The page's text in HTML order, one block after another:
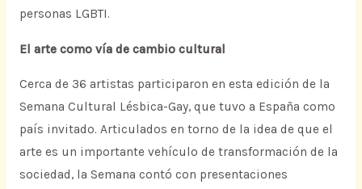
personas LGBTI.
El arte como vía de cambio cultural
Cerca de 36 artistas participaron en esta edición de la
Semana Cultural Lésbica-Gay, que tuvo a España como
país invitado. Articulados en torno de la idea de que el
arte es un importante vehículo de transformación de la
sociedad, la Semana contó con presentaciones